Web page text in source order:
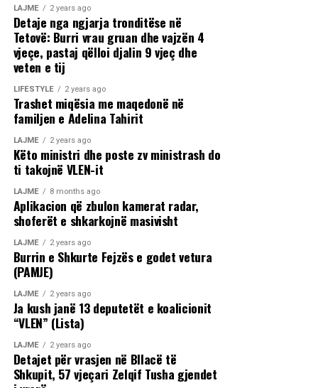
LAJME 2 years ago
Detaje nga ngjarja tronditëse në
Tetovë: Burri vrau gruan dhe vajzën 4
vjeçe, pastaj qëlloi djalin 9 vjeç dhe
veten e tij
LIFESTYLE 2 years ago
Trashet miqësia me maqedonë në
familjen e Adelina Tahirit
LAJME 2 years ago
Këto ministri dhe poste zv ministrash do
ti takojnë VLEN-it
LAJME 8 months ago
Aplikacion që zbulon kamerat radar,
shoferët e shkarkojnë masivisht
LAJME 2 years ago
Burrin e Shkurte Fejzës e godet vetura
(PAMJE)
LAJME 2 years ago
Ja kush janë 13 deputetët e koalicionit
“VLEN” (Lista)
LAJME 2 years ago
Detajet për vrasjen në Bllacë të
Shkupit, 57 vjeçari Zelqif Tusha gjendet